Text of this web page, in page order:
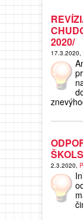
2020/
17.3.2020,
2.3.2020,